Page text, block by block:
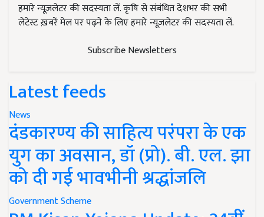
हमारे न्यूज़लेटर की सदस्यता लें. कृषि से संबंधित देशभर की सभी
लेटेस्ट ख़बरें मेल पर पढ़ने के लिए हमारे न्यूज़लेटर की सदस्यता लें.
Subscribe Newsletters
Latest feeds
News
दंडकारण्य की साहित्य परंपरा के एक
युग का अवसान, डॉ (प्रो). बी. एल. झा
को दी गई भावभीनी श्रद्धांजलि
Government Scheme